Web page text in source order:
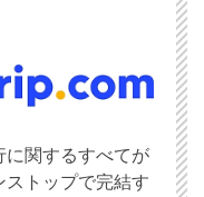
に関するすべてが
ストップで完結す